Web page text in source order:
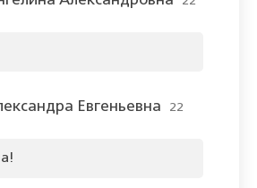
Евгеньевна
22